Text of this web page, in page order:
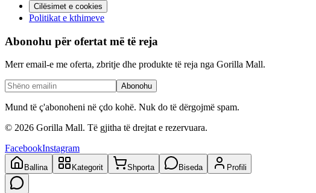
Cilësimet e cookies
Politikat e kthimeve
Abonohu për ofertat më të reja
Merr email-e me oferta, zbritje dhe produkte të reja nga Gorilla Mall.
Abonohu
Mund të ç'abonoheni në çdo kohë. Nuk do të dërgojmë spam.
© 2026 Gorilla Mall. Të gjitha të drejtat e rezervuara.
FacebookInstagram
Ballina Kategorit Shporta Biseda Profili